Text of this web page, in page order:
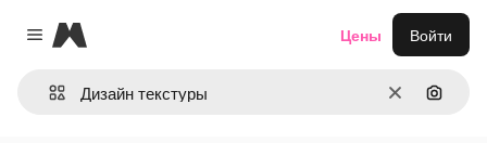
Close menu
Magnific
ОчиститьПоиск
Цены Войти